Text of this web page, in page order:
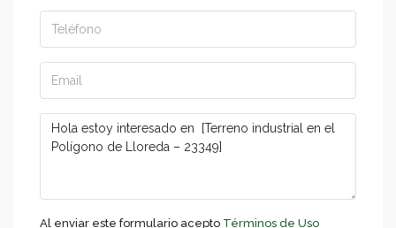
Al enviar este formulario acepto Términos de Uso